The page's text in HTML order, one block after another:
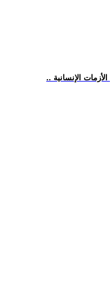
الإنسانية